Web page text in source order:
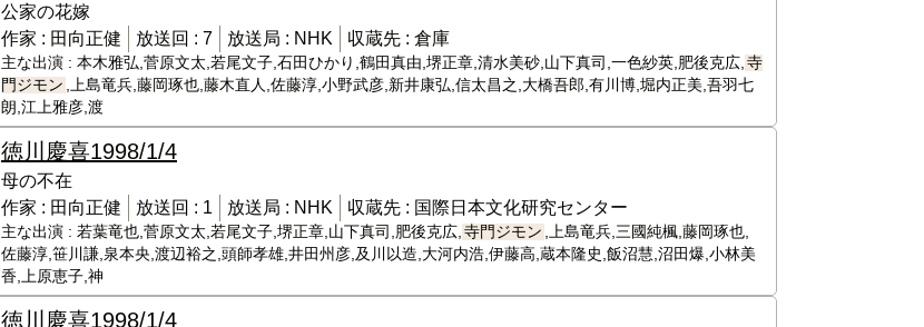
公家の花嫁
作家 : 田向正健 放送回 : 7 放送局 : NHK 収蔵先 : 倉庫
主な出演 : 本木雅弘,菅原文太,若尾文子,石田ひかり,鶴田真由,堺正章,清水美砂,山下真司,一色紗英,肥後克広, 寺
門ジモン
,上島竜兵,藤岡琢也,藤木直人,佐藤淳,小野武彦,新井康弘,信太昌之,大橋吾郎,有川博,堀内正美,吾羽七
朗,江上雅彦,渡
徳川慶喜1998/1/4
母の不在
作家 : 田向正健 放送回 : 1 放送局 : NHK 収蔵先 : 国際日本文化研究センター
主な出演 : 若葉竜也,菅原文太,若尾文子,堺正章,山下真司,肥後克広, 寺門ジモン
,上島竜兵,三國純楓,藤岡琢也,
佐藤淳,笹川謙,泉本央,渡辺裕之,頭師孝雄,井田州彦,及川以造,大河内浩,伊藤高,蔵本隆史,飯沼慧,沼田爆,小林美
香,上原恵子,神
徳川慶喜1998/1/4